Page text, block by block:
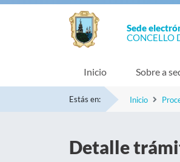
Sede
CONCELLO
Inicio Sobre a
Estás en: Inicio
Detalle